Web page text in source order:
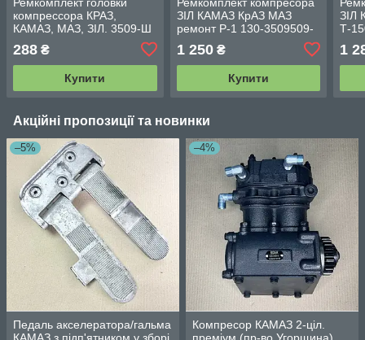
компрессора КРАЗ,
КАМАЗ, МАЗ, ЗІЛ. 3509-Ш
288 ₴
Купити
ЗІЛ КАМАЗ КрАЗ МАЗ
ремонт Р-1 130-3509509-
1 250₴
Купити
ЗІЛ
Т-
01/
1
Акційні пропозиції та новинки
–5%
Педаль акселератора/гальма
–4%
Компресор КАМАЗ 2-ціл.